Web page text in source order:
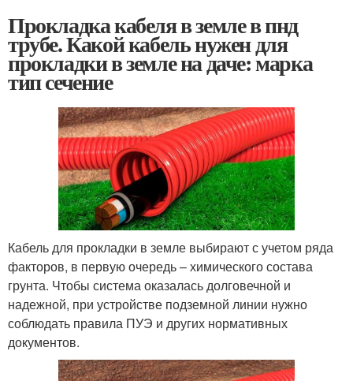
Прокладка кабеля в земле в пнд
трубе. Какой кабель нужен для
прокладки в земле на даче: марка
тип сечение
Кабель для прокладки в земле выбирают с учетом ряда
факторов, в первую очередь – химического состава
грунта. Чтобы система оказалась долговечной и
надежной, при устройстве подземной линии нужно
соблюдать правила ПУЭ и других нормативных
документов.